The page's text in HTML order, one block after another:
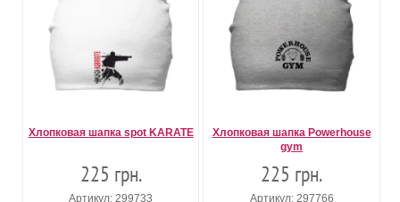
Хлопковая шапка spot KARATE
225 грн.
Артикул: 299733
Хлопковая шапка Powerhouse
gym
225 грн.
Артикул: 297766